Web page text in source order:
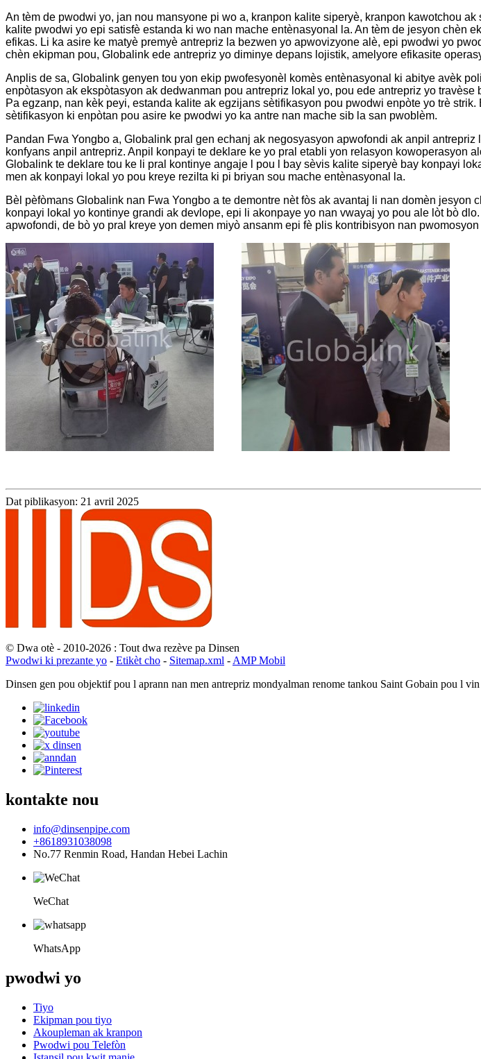
An tèm de pwodwi yo, jan nou mansyone pi wo a, kranpon kalite siperyè, kranpon kawotchou
kalite pwodwi yo epi satisfè estanda ki wo nan mache entènasyonal la. An tèm de jesyon
efikas. Li ka asire ke matyè premyè antrepriz la bezwen yo apwovizyone alè, epi pwodwi yo
chèn ekipman pou, Globalink ede antrepriz yo diminye depans lojistik, amelyore efikasite
Anplis de sa, Globalink genyen tou yon ekip pwofesyonèl komès entènasyonal ki abitye avèk
enpòtasyon ak ekspòtasyon ak dedwanman pou antrepriz lokal yo, pou ede antrepriz yo
Pa egzanp, nan kèk peyi, estanda kalite ak egzijans sètifikasyon pou pwodwi enpòte yo trè
sètifikasyon ki enpòtan pou asire ke pwodwi yo ka antre nan mache sib la san pwoblèm.
Pandan Fwa Yongbo a, Globalink pral gen echanj ak negosyasyon apwofondi ak anpil
konfyans anpil antrepriz. Anpil konpayi te deklare ke yo pral etabli yon relasyon
Globalink te deklare tou ke li pral kontinye angaje l pou l bay sèvis kalite siperyè bay konpayi
men ak konpayi lokal yo pou kreye rezilta ki pi briyan sou mache entènasyonal la.
Bèl pèfòmans Globalink nan Fwa Yongbo a te demontre nèt fòs ak avantaj li nan domèn
konpayi lokal yo kontinye grandi ak devlope, epi li akonpaye yo nan vwayaj yo pou ale lòt bò
apwofondi, de bò yo pral kreye yon demen miyò ansanm epi fè plis kontribisyon nan
Dat piblikasyon: 21 avril 2025
© Dwa otè - 2010-2026 : Tout dwa rezève pa Dinsen
Pwodwi ki prezante yo - Etikèt cho - Sitemap.xml - AMP Mobil
Dinsen gen pou objektif pou l aprann nan men antrepriz mondyalman renome tankou Saint Gobain pou l
kontakte nou
info@dinsenpipe.com
+8618931038098
No.77 Renmin Road, Handan Hebei Lachin
WeChat
WhatsApp
pwodwi yo
Tiyo
Ekipman pou tiyo
Akoupleman ak kranpon
Pwodwi pou Telefòn